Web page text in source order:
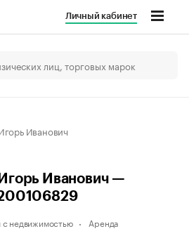
Личный кабинет
Иванович
Иванович —
недвижимостью
Аренда